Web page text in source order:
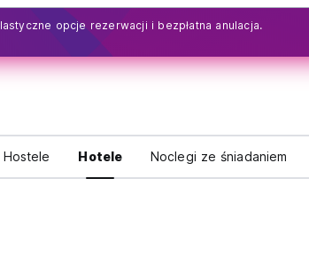
opcje rezerwacji i bezpłatna anulacja.
Hostele Hotele Noclegi ze śniadaniem